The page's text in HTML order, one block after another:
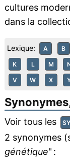
cultures
dans la
Lexique: A B
K L M
V W X
Voir tous les
2 synonymes
génétique" :